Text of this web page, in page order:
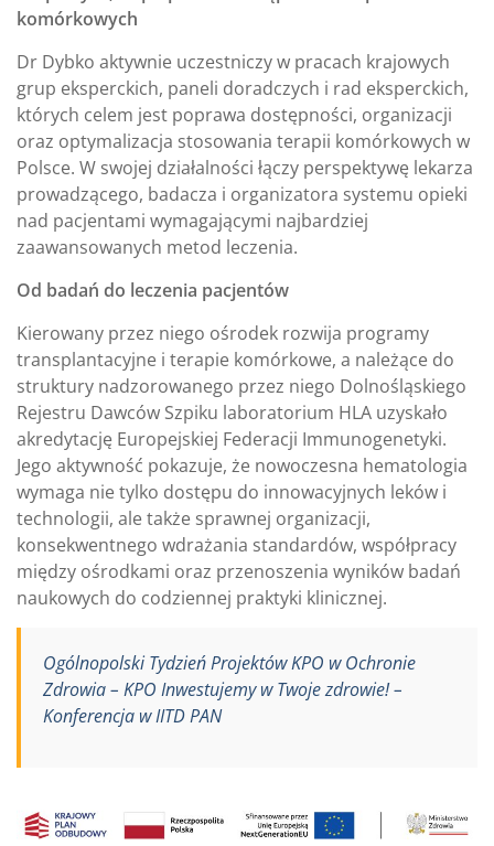
komórkowych
Dr Dybko aktywnie uczestniczy w pracach krajowych
grup eksperckich, paneli doradczych i rad eksperckich,
których celem jest poprawa dostępności, organizacji
oraz optymalizacja stosowania terapii komórkowych w
Polsce. W swojej działalności łączy perspektywę lekarza
prowadzącego, badacza i organizatora systemu opieki
nad pacjentami wymagającymi najbardziej
zaawansowanych metod leczenia.
Od badań do leczenia pacjentów
Kierowany przez niego ośrodek rozwija programy
transplantacyjne i terapie komórkowe, a należące do
struktury nadzorowanego przez niego Dolnośląskiego
Rejestru Dawców Szpiku laboratorium HLA uzyskało
akredytację Europejskiej Federacji Immunogenetyki.
Jego aktywność pokazuje, że nowoczesna hematologia
wymaga nie tylko dostępu do innowacyjnych leków i
technologii, ale także sprawnej organizacji,
konsekwentnego wdrażania standardów, współpracy
między ośrodkami oraz przenoszenia wyników badań
naukowych do codziennej praktyki klinicznej.
Ogólnopolski Tydzień Projektów KPO w Ochronie
Zdrowia – KPO Inwestujemy w Twoje zdrowie! –
Konferencja w IITD PAN